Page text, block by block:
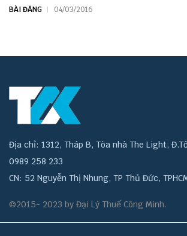
BÀI ĐĂNG 04/03/2016
Địa chỉ: 1312, Tháp B, Tòa nhà The Light,
0989 258 233
CN: 52 Nguyễn Thị Nhung, TP Thủ Đức,
©2015- 2023 by Đại Lý Thuế Công Minh.